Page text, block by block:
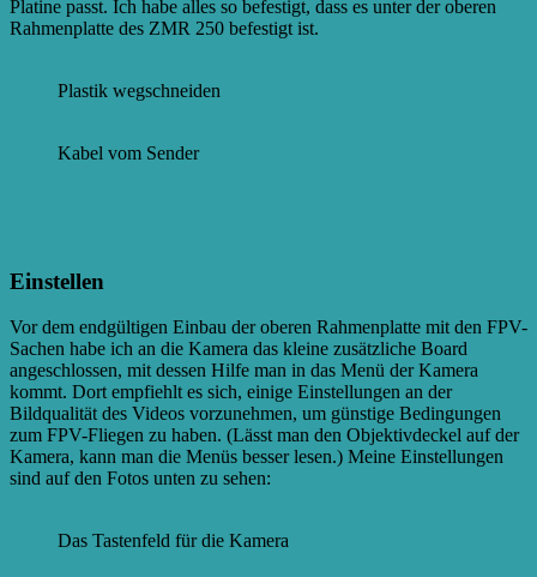
Platine passt. Ich habe alles so befestigt, dass es unter der oberen
Rahmenplatte des ZMR 250 befestigt ist.
Plastik wegschneiden
Kabel vom Sender
Einstellen
Vor dem endgültigen Einbau der oberen Rahmenplatte mit den FPV-
Sachen habe ich an die Kamera das kleine zusätzliche Board
angeschlossen, mit dessen Hilfe man in das Menü der Kamera
kommt. Dort empfiehlt es sich, einige Einstellungen an der
Bildqualität des Videos vorzunehmen, um günstige Bedingungen
zum FPV-Fliegen zu haben. (Lässt man den Objektivdeckel auf der
Kamera, kann man die Menüs besser lesen.) Meine Einstellungen
sind auf den Fotos unten zu sehen:
Das Tastenfeld für die Kamera